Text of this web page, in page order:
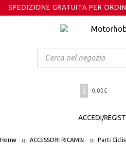
SPEDIZIONE GRATUITA PER
search
0,00€
ACCEDI/
Home ACCESSORI RICAMBI
Parti